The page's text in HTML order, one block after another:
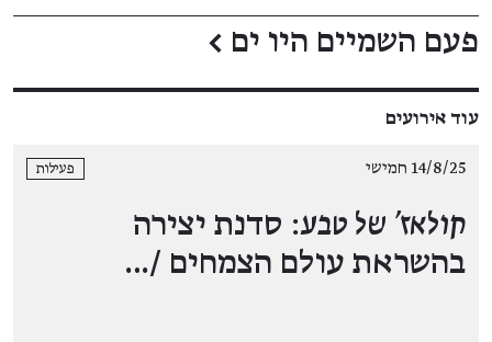
פעם השמיים היו ים ←
עוד אירועים
14/8/25 חמישי פעילות
קולאז' של טבע: סדנת יצירה
בהשראת עולם הצמחים /…